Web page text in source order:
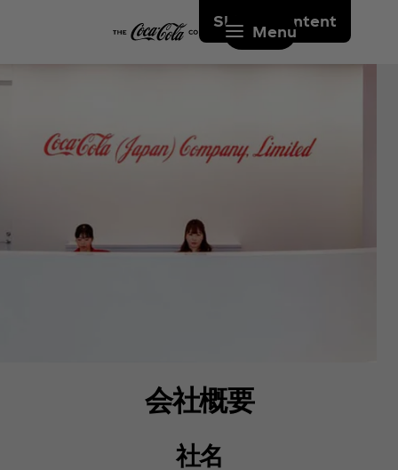
Skip to content
Menu
会社概要
社名